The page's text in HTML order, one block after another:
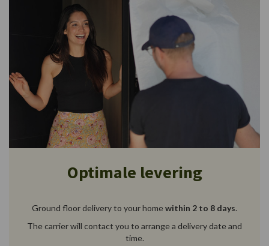
Optimale levering
Ground floor delivery to your homewithin 2 to 8 days.
The carrier will contact you to arrange a delivery date and
time.